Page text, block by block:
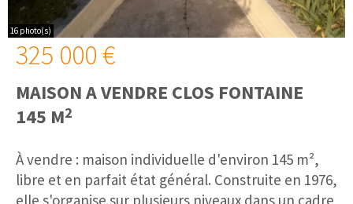
16 photo(s)
325 000 €
MAISON A VENDRE CLOS FONTAINE
145 M2
À vendre : maison individuelle d'environ 145 m²,
libre et en parfait état général. Construite en 1976,
elle s'organise sur plusieurs niveaux dans un cadre